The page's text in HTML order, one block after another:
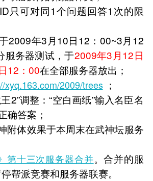
只可对同1个问题回答1次的限
2009年3月10日12：00~3月12
服务器测试，于2009年3月12日
12：00在全部服务器放出；
xyq.163.com/2009/trees ；
2”调整：“空白画纸”输入名臣名
确答案；
附体效果于本周末在武神坛服务
第十三次服务器合并。合并的服
帮派竞赛和服务器联赛。